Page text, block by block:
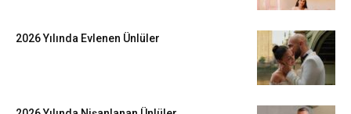
2026 Yılında Evlenen Ünlüler